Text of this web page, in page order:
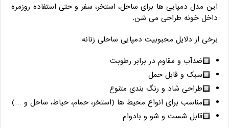
این مدل دمپایی ‌ها برای ساحل، استخر، سفر و حتی استفاده روزمره
داخل خونه طراحی می ‌شن.
برخی از دلایل محبوبیت دمپایی ساحلی زنانه:
ضدآب و مقاوم در برابر رطوبت
سبک و قابل حمل
طراحی شاد و رنگ‌ بندی متنوع
مناسب برای انواع محیط‌ ها (استخر، حمام، حیاط، ساحل و …)
قابل شست ‌و شو و بادوام